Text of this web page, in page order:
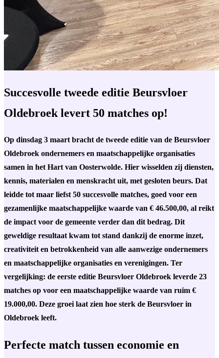
Succesvolle tweede editie Beursvloer
Oldebroek levert 50 matches op!
Op dinsdag 3 maart bracht de tweede editie van de Beursvloer
Oldebroek ondernemers en maatschappelijke organisaties
samen in het Hart van Oosterwolde. Hier wisselden zij diensten,
kennis, materialen en menskracht uit, met gesloten beurs. Dat
leidde tot maar liefst 50 succesvolle matches, goed voor een
gezamenlijke maatschappelijke waarde van € 46.500,00, al reikt
de impact voor de gemeente verder dan dit bedrag. Dit
geweldige resultaat kwam tot stand dankzij de enorme inzet,
creativiteit en betrokkenheid van alle aanwezige ondernemers
en maatschappelijke organisaties en verenigingen. Ter
vergelijking: de eerste editie Beursvloer Oldebroek leverde 23
matches op voor een maatschappelijke waarde van ruim €
19.000,00. Deze groei laat zien hoe sterk de Beursvloer in
Oldebroek leeft.
Perfecte match tussen economie en